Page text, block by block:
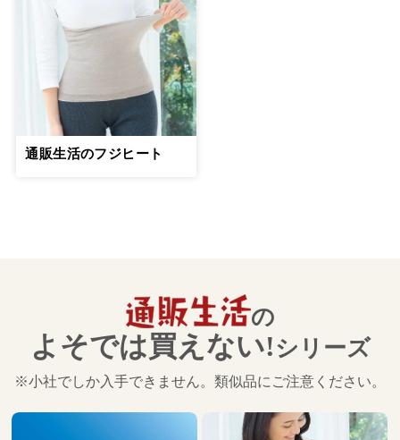
通販生活のフジヒート
の
よそでは買えない!シリーズ
※小社でしか入手できません。類似品にご注意ください。